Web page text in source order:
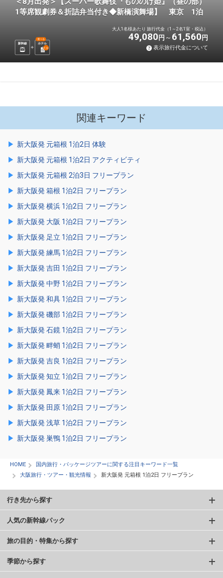
1等席観劇券＆折詰弁当付き◆新橋演舞場】 東京 1泊
新幹線 ホテル
選べる
1 泊
大人1名様あたり 旅行代金（1～2名1室・税込）
49,080 円 61,560 円
表示旅行代金について
関連キーワード
新大阪発 元箱根 1泊2日 体験
新大阪発 元箱根 1泊2日 アクティビティ
新大阪発 元箱根 2泊3日 フリープラン
新大阪発 箱根 1泊2日 フリープラン
新大阪発 横浜 1泊2日 フリープラン
新大阪発 大阪 1泊2日 フリープラン
新大阪発 足立 1泊2日 フリープラン
新大阪発 練馬 1泊2日 フリープラン
新大阪発 吉田 1泊2日 フリープラン
新大阪発 中野 1泊2日 フリープラン
新大阪発 和具 1泊2日 フリープラン
新大阪発 磯部 1泊2日 フリープラン
新大阪発 石鏡 1泊2日 フリープラン
新大阪発 畔蛸 1泊2日 フリープラン
新大阪発 吉良 1泊2日 フリープラン
新大阪発 知立 1泊2日 フリープラン
新大阪発 鳳来 1泊2日 フリープラン
新大阪発 田原 1泊2日 フリープラン
新大阪発 浅草 1泊2日 フリープラン
新大阪発 巣鴨 1泊2日 フリープラン
HOME
国内旅行・パッケージツアーに関する注目キーワード一覧
大阪旅行・ツアー・観光情報
新大阪発 元箱根 1泊2日 フリープラン
行き先から探す
人気の新幹線パック
旅の目的・特集から探す
季節から探す